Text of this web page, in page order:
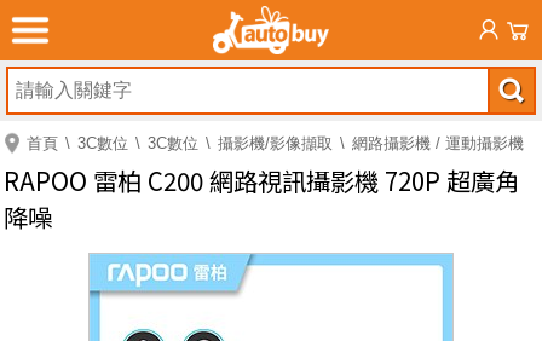
首頁 3C數位 3C數位 攝影機/影像擷取 網路攝影機 / 運動攝影機
RAPOO 雷柏 C200 網路視訊攝影機 720P 超廣角
降噪